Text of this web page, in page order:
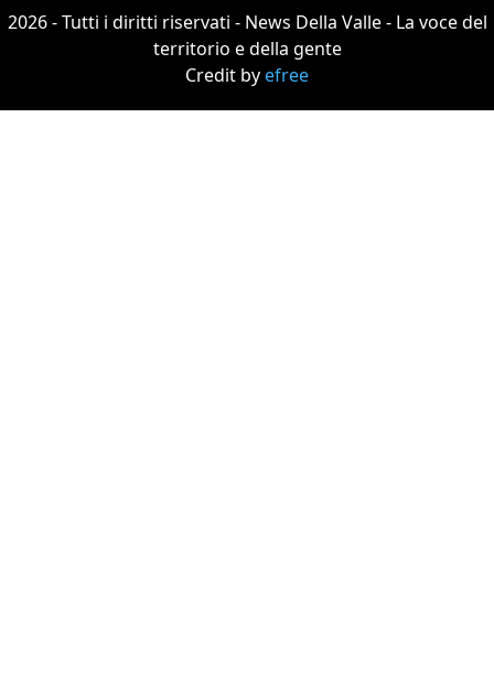
2026 - Tutti i diritti riservati - News Della Valle - La voce del
territorio e della gente
Credit byefree